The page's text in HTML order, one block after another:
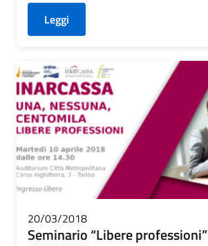
Leggi
20/03/2018
Seminario “Libere professioni”